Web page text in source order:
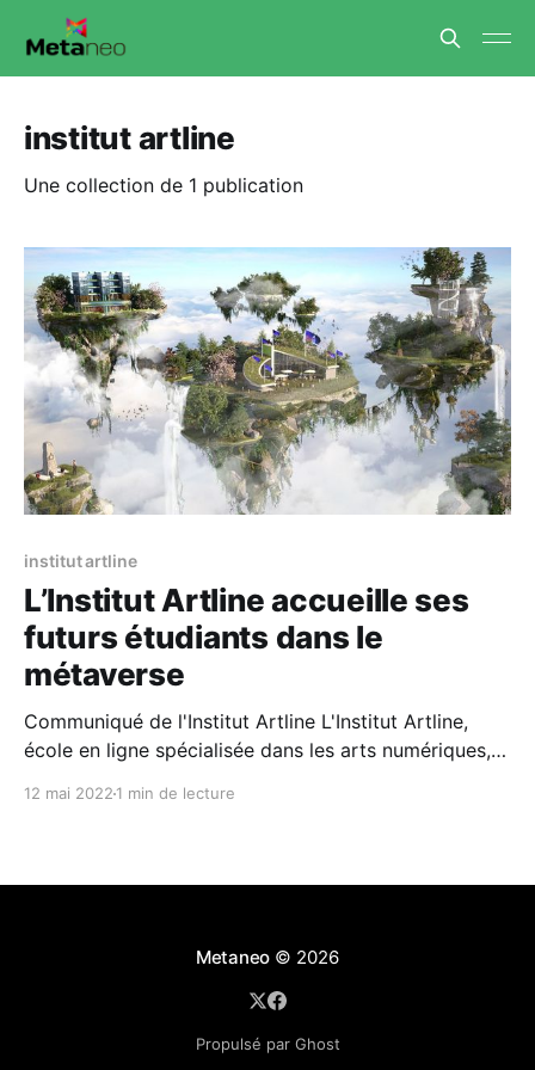
institut artline
Une collection de 1 publication
institut artline
L’Institut Artline accueille ses
futurs étudiants dans le
métaverse
Communiqué de l'Institut Artline L'Institut Artline,
école en ligne spécialisée dans les arts numériques,
12 mai 2022 1 min de lecture
Metaneo © 2026
Propulsé par Ghost